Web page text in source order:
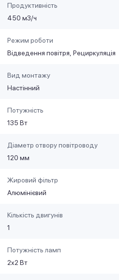
Продуктивність
450 м3/ч
Режим роботи
Відведення повітря Рециркуляція
Вид монтажу
Настінний
Потужність
135 Вт
Діаметр отвору повітроводу
120 мм
Жировий фільтр
Алюмінієвий
Кількість двигунів
1
Потужність ламп
2x2 Вт